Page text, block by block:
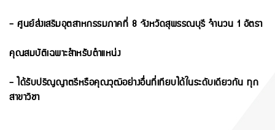
- ศูนย์ส่งเสริมอุตสาหกรรมภาคที่ 8 จังหวัดสุพรรณบุรี จำนวน 1 อัตรา
คุณสมบัติเฉพาะสำหรับตำแหน่ง
- ได้รับปริญญาตรีหรือคุณวุฒิอย่างอื่นที่เทียบได้ในระดับเดียวกัน ทุก
สาขาวิชา